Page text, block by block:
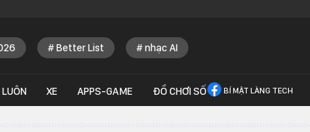
Better List nhạc AI
XE APPS-GAME ĐỒ CHƠI SỐ BÍ MẬT LÀNG TECH